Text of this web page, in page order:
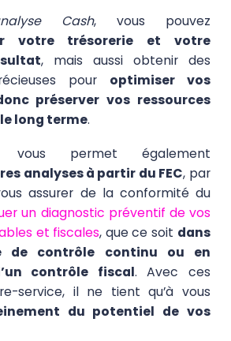
Cash, vous pouvez
votre trésorerie et votre
, mais aussi obtenir des
pour
optimiser vos
préserver vos ressources
long terme.
vous permet également
analyses à partir du FEC, par
assurer de la conformité du
un diagnostic préventif de vos
et fiscales, que ce soit dans
de contrôle continu ou en
contrôle fiscal. Avec ces
service, il ne tient qu’à vous
du potentiel de vos